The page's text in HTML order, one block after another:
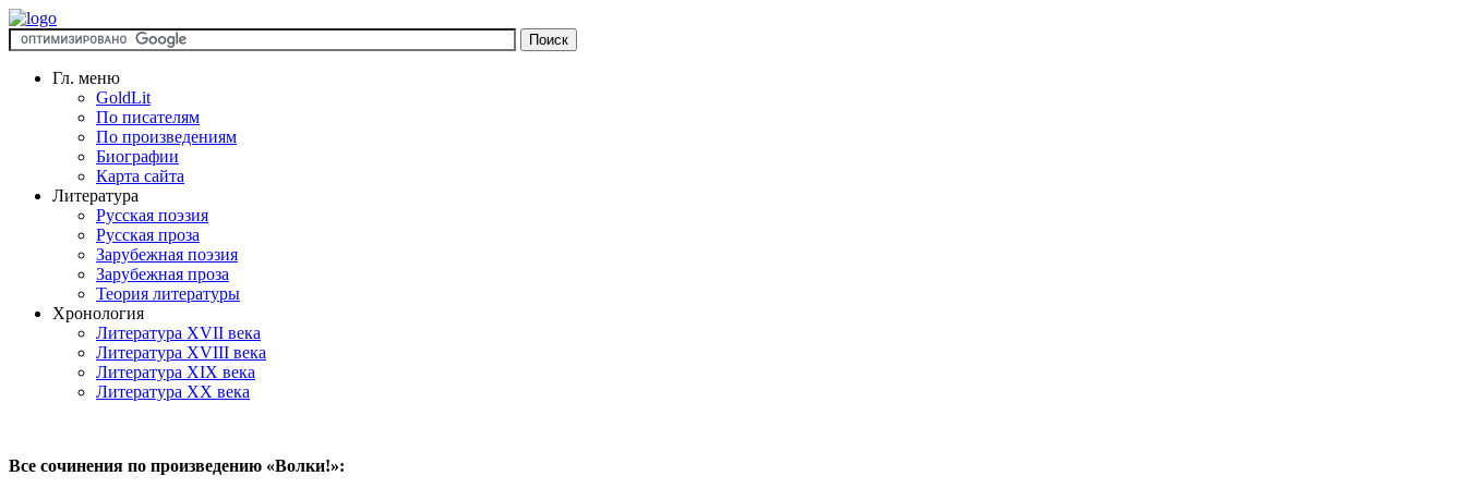
Гл. меню
GoldLit
По писателям
По произведениям
Биографии
Карта сайта
Литература
Русская поэзия
Русская проза
Зарубежная поэзия
Зарубежная проза
Теория литературы
Хронология
Литература XVII века
Литература XVIII века
Литература XIX века
Литература XX века
Все сочинения по произведению «Волки!»: